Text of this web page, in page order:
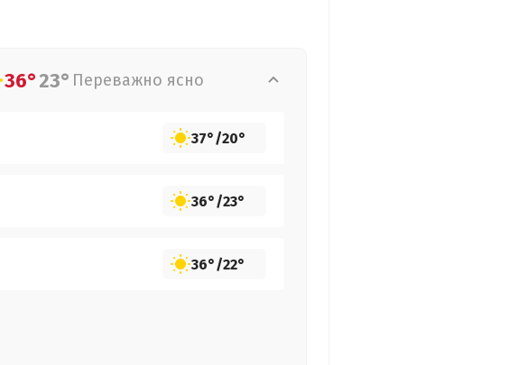
36°23° Переважно ясно
37°/20°
36°/23°
36°/22°